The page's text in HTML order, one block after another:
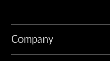
Company